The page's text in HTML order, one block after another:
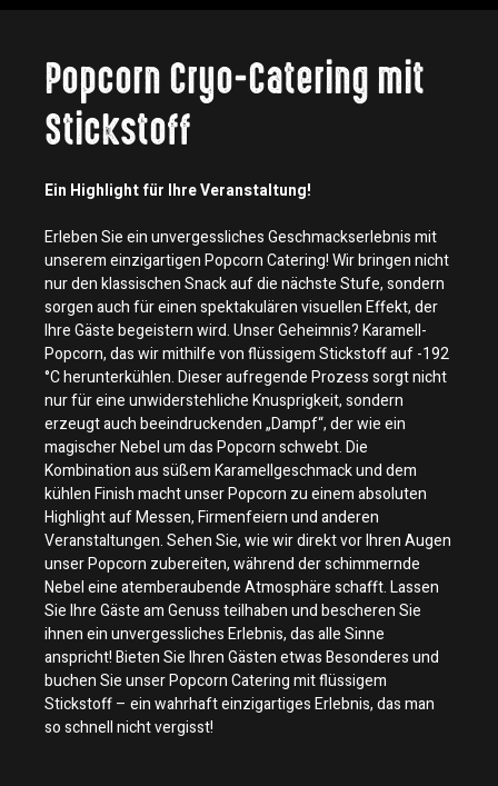
Popcorn Cryo-Catering mit
Stickstoff
Ein Highlight für Ihre Veranstaltung!
Erleben Sie ein unvergessliches Geschmackserlebnis mit
unserem einzigartigen Popcorn Catering! Wir bringen nicht
nur den klassischen Snack auf die nächste Stufe, sondern
sorgen auch für einen spektakulären visuellen Effekt, der
Ihre Gäste begeistern wird. Unser Geheimnis? Karamell-
Popcorn, das wir mithilfe von flüssigem Stickstoff auf -192
°C herunterkühlen. Dieser aufregende Prozess sorgt nicht
nur für eine unwiderstehliche Knusprigkeit, sondern
erzeugt auch beeindruckenden „Dampf“, der wie ein
magischer Nebel um das Popcorn schwebt. Die
Kombination aus süßem Karamellgeschmack und dem
kühlen Finish macht unser Popcorn zu einem absoluten
Highlight auf Messen, Firmenfeiern und anderen
Veranstaltungen. Sehen Sie, wie wir direkt vor Ihren Augen
unser Popcorn zubereiten, während der schimmernde
Nebel eine atemberaubende Atmosphäre schafft. Lassen
Sie Ihre Gäste am Genuss teilhaben und bescheren Sie
ihnen ein unvergessliches Erlebnis, das alle Sinne
anspricht! Bieten Sie Ihren Gästen etwas Besonderes und
buchen Sie unser Popcorn Catering mit flüssigem
Stickstoff – ein wahrhaft einzigartiges Erlebnis, das man
so schnell nicht vergisst!